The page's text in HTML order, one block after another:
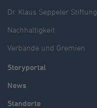
Dr. Klaus Seppeler Stiftung
Nachhaltigkeit
Verbände und Gremien
Storyportal
News
Standorte